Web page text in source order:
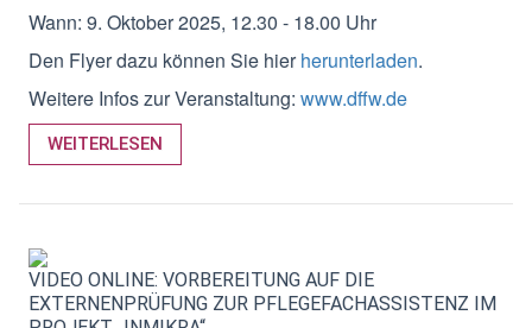
Wann: 9. Oktober 2025, 12.30 - 18.00 Uhr
Den Flyer dazu können Sie hierherunterladen.
Weitere Infos zur Veranstaltung: www.dffw.de
WEITERLESEN
VIDEO ONLINE: VORBEREITUNG AUF DIE
EXTERNENPRÜFUNG ZUR PFLEGEFACHASSISTENZ IM